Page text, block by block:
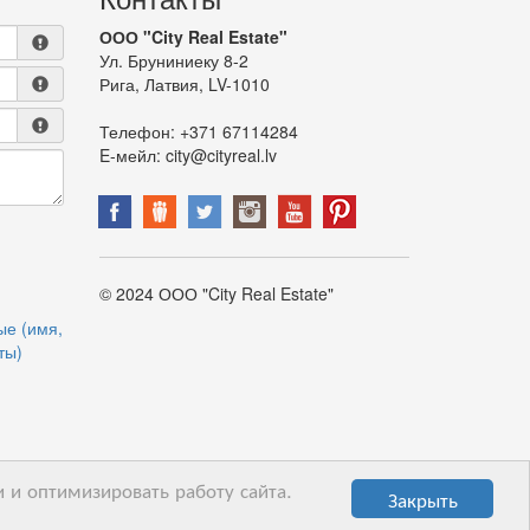
Закрыть
оптимизировать работу сайта.
(имя,
ООО "City Real Estate"
Ул. Бруниниеку 8-2
Рига, Латвия, LV-1010
Телефон: +371 67114284
E-мейл: city@cityreal.lv
© 2024 ООО "City Real Estate"